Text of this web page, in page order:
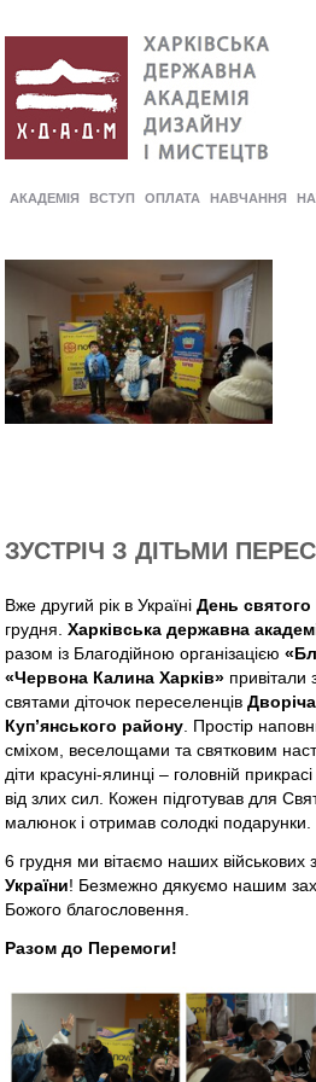
АКАДЕМІЯ ВСТУП ОПЛАТА НАВЧАННЯ
ЗУСТРІЧ З ДІТЬМИ
Вже другий рік в УкраїніДень
грудня.Харківська державна
разом із Благодійною організацією
«Червона Калина Харків» привітали
святами діточок переселенців
Куп’янського району. Простір
сміхом, веселощами та святковим
діти красуні-ялинці – головній
від злих сил. Кожен підготував для
малюнок і отримав солодкі подарунки.
6 грудня ми вітаємо наших військових
України! Безмежно дякуємо нашим
Божого благословення.
Разом до Перемоги!